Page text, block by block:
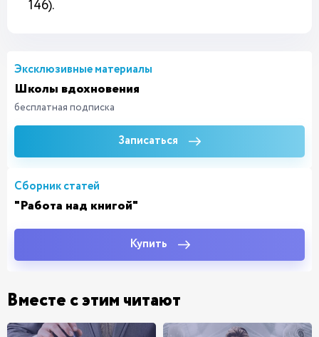
146).
Эксклюзивные материалы
Школы вдохновения
бесплатная подписка
Записаться
Сборник статей
"Работа над книгой"
Купить
Вместе с этим читают